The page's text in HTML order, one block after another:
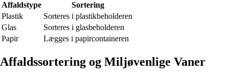
Affaldstype
Sortering
Plastik
Sorteres i plastikbeholderen
Glas
Sorteres i glasbeholderen
Papir
Lægges i papircontaineren
Affaldssortering og Miljøvenlige Vaner